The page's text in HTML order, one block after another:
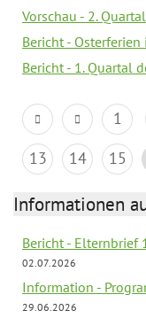
Vorschau - 2.
Bericht -
Bericht - 1. Quartal
1
13
14 15
Informationen
Bericht - Elternbrief
02.07.2026
Information -
29.06.2026